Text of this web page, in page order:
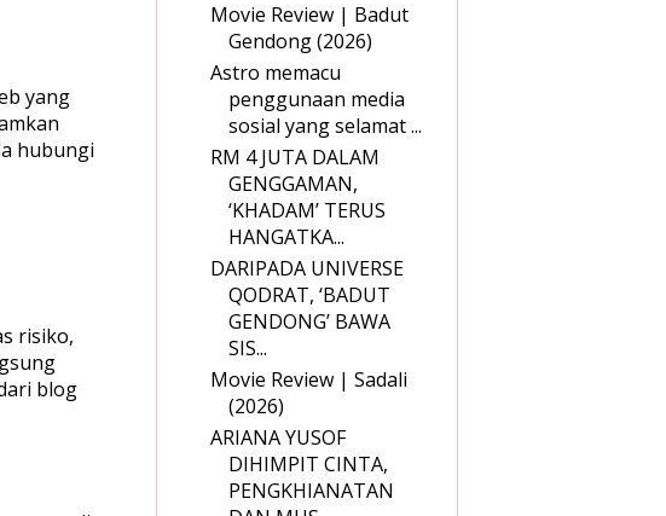
yang
hubungi
risiko,
blog
Movie Review | Badut
Gendong (2026)
Astro memacu
penggunaan media
sosial yang selamat ...
RM 4 JUTA DALAM
GENGGAMAN,
‘KHADAM’ TERUS
HANGATKA...
DARIPADA UNIVERSE
QODRAT, ‘BADUT
GENDONG’ BAWA
SIS...
Movie Review | Sadali
(2026)
ARIANA YUSOF
DIHIMPIT CINTA,
PENGKHIANATAN